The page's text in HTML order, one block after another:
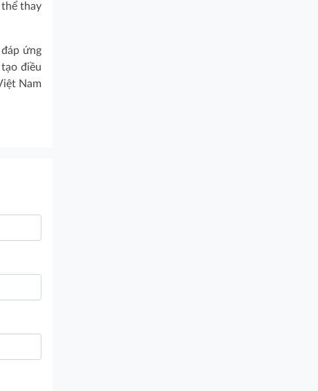
thay
ứng
điều
Nam